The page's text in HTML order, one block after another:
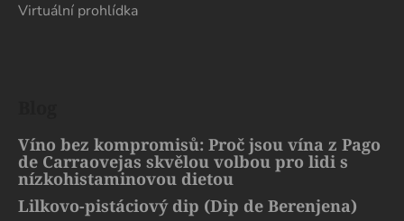
Virtuální prohlídka
Víno bez kompromisů: Proč jsou vína z Pago
de Carraovejas skvělou volbou pro lidi s
nízkohistaminovou dietou
Lilkovo-pistáciový dip (Dip de Berenjena)